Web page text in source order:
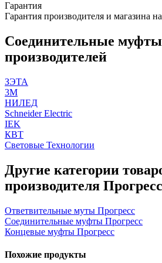
Гарантия
Гарантия производителя и магазина
Соединительные муфты
производителей
ЗЭТА
3M
НИЛЕД
Schneider Electric
IEK
КВТ
Световые Технологии
Другие категории
производителя Прогресс
Ответвительные муты Прогресс
Соединительные муфты Прогресс
Концевые муфты Прогресс
Похожие продукты